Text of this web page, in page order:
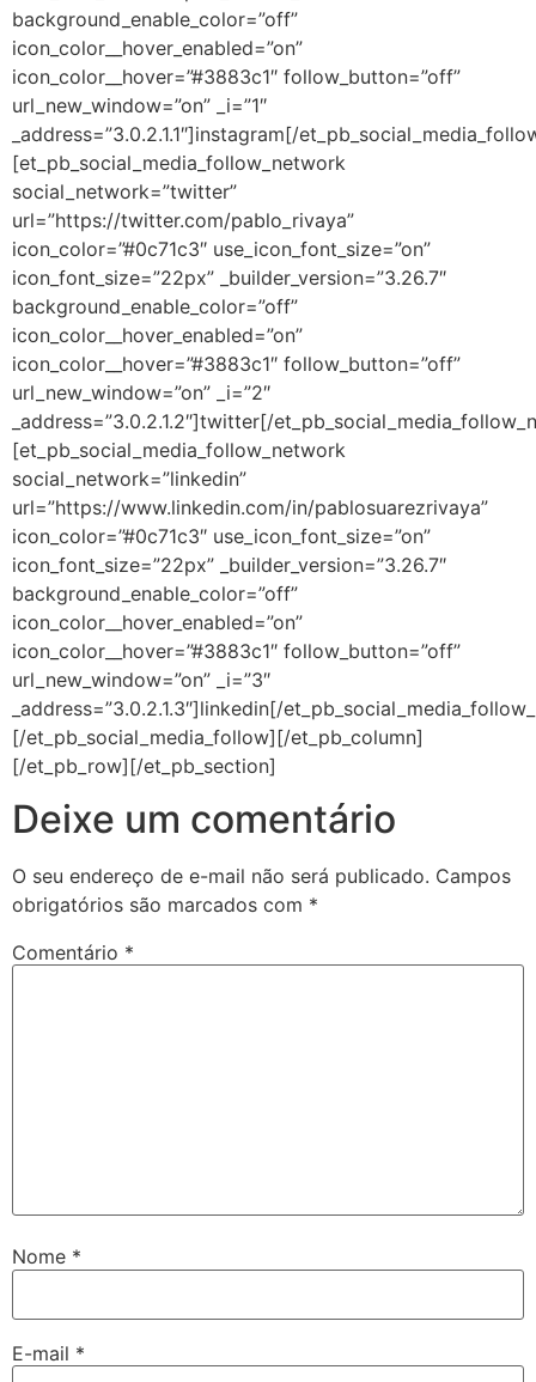
background_enable_color=”off”
icon_color__hover_enabled=”on”
icon_color__hover=”#3883c1″ follow_button=”off”
url_new_window=”on” _i=”1″
_address=”3.0.2.1.1″]instagram[/
[et_pb_social_media_follow_network
social_network=”twitter”
url=”https://twitter.com/pablo_rivaya”
icon_color=”#0c71c3″ use_icon_font_size=”on”
icon_font_size=”22px” _builder_version=”3.26.7″
background_enable_color=”off”
icon_color__hover_enabled=”on”
icon_color__hover=”#3883c1″ follow_button=”off”
url_new_window=”on” _i=”2″
_address=”3.0.2.1.2″]twitter[/
[et_pb_social_media_follow_network
social_network=”linkedin”
url=”https://www.linkedin.com/in/pablosuarezrivaya”
icon_color=”#0c71c3″ use_icon_font_size=”on”
icon_font_size=”22px” _builder_version=”3.26.7″
background_enable_color=”off”
icon_color__hover_enabled=”on”
icon_color__hover=”#3883c1″ follow_button=”off”
url_new_window=”on” _i=”3″
_address=”3.0.2.1.3″]linkedin[/
[/et_pb_social_media_follow][/et_pb_column]
[/et_pb_row][/et_pb_section]
Deixe um comentário
O seu endereço de e-mail não será publicado. Campos
obrigatórios são marcados com *
Comentário *
Nome *
E-mail *